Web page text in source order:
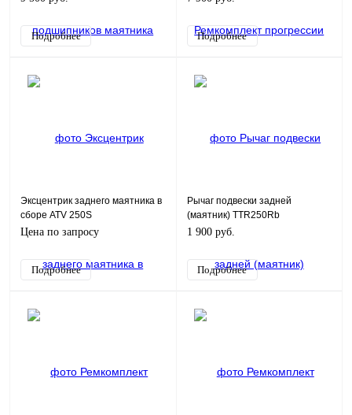
Подробнее Подробнее
Эксцентрик заднего маятника в
сборе ATV 250S
Цена по запросу
Подробнее
Рычаг подвески задней
(маятник) TTR250Rb
1 900 руб.
Подробнее